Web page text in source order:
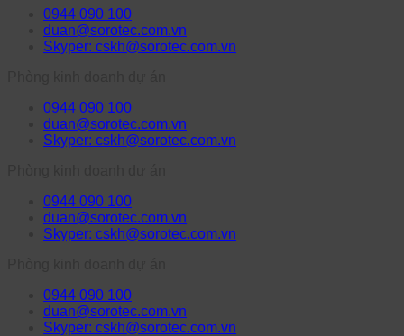
0944 090 100
duan@sorotec.com.vn
Skyper: cskh@sorotec.com.vn
0944 090 100
duan@sorotec.com.vn
Skyper: cskh@sorotec.com.vn
0944 090 100
duan@sorotec.com.vn
Skyper: cskh@sorotec.com.vn
0944 090 100
duan@sorotec.com.vn
Skyper: cskh@sorotec.com.vn